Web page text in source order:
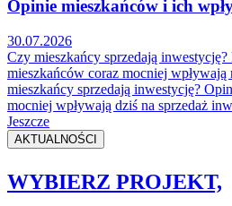
Opinie mieszkańców i ich
30.07.2026
Czy mieszkańcy sprzedają
mieszkańców coraz mocniej wpływają
mieszkańcy sprzedają inwestycję?
mocniej wpływają dziś na sprzedaż
Jeszcze
AKTUALNOŚCI
WYBIERZ PROJEKT,